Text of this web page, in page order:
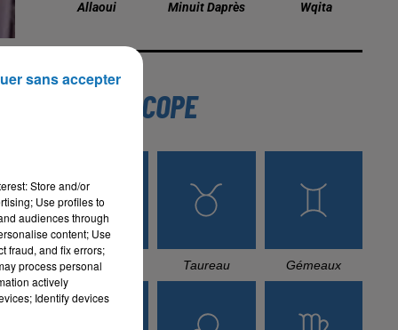
Charmé le Monde
Une CAN bien lancée entre
cérémonial, confirmations et
22 décembre 2025
Couscous de saison : marché local et
Store and/or
Use profiles to
audiences through
content; Use
fraud, and fix errors;
process personal
actively
Identify devices
sans accepter